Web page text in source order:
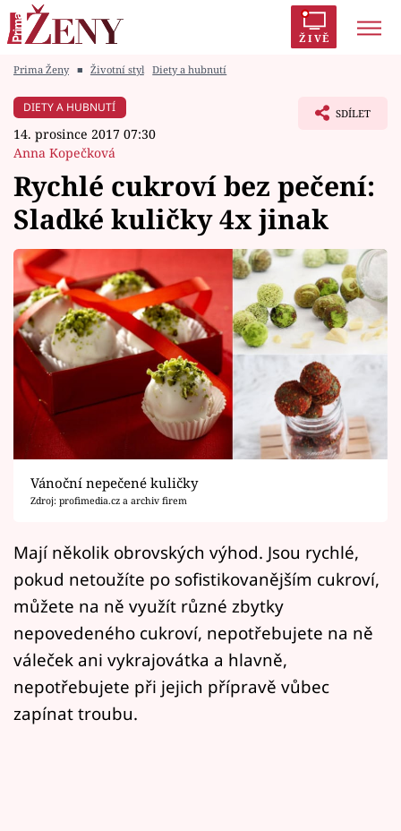
ŽIVĚ
Módní alarm
Zrádci
Témata
Celebrity
Vztahy
Seriály
Horoskopy
Sledujte prima+
Filmový festival Karlovy Vary
Mámy sobě
Přihlášení
Sledujte nás
Prima Ženy ■ Životní styl Diety a hubnutí
DIETY A HUBNUTÍ
14. prosince 2017 07:30
Anna Kopečková
SDÍLET
Rychlé cukroví bez pečení:
Sladké kuličky 4x jinak
Vánoční nepečené kuličky
Zdroj: profimedia.cz a archiv firem
Mají několik obrovských výhod. Jsou rychlé,
pokud netoužíte po sofistikovanějším cukroví,
můžete na ně využít různé zbytky
nepovedeného cukroví, nepotřebujete na ně
váleček ani vykrajovátka a hlavně,
nepotřebujete při jejich přípravě vůbec
zapínat troubu.